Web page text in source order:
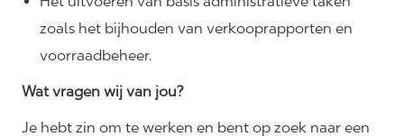
zoals het bijhouden van verkooprapporten en
voorraadbeheer.
Wat vragen wij van jou?
Je hebt zin om te werken en bent op zoek naar een